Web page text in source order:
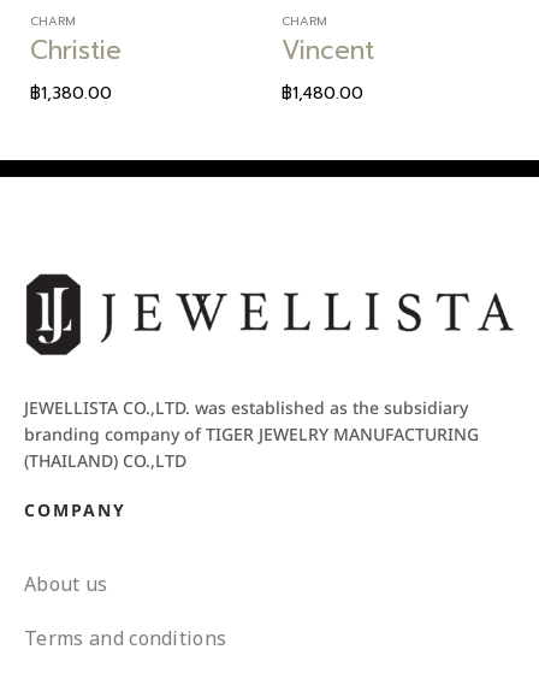
CHARM
Christie
฿1,380.00
CHARM
Vincent
฿1,480.00
JEWELLISTA CO.,LTD. was established as the subsidiary
branding company of TIGER JEWELRY MANUFACTURING
(THAILAND) CO.,LTD
COMPANY
About us
Terms and conditions